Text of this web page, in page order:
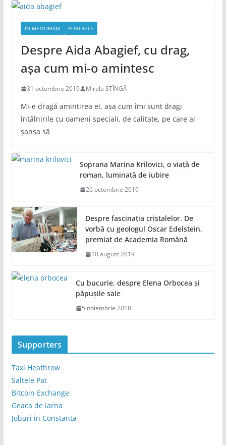
IN MEMORIAM PORTRETE
Despre Aida Abagief, cu drag,
așa cum mi-o amintesc
31 octombrie 2019 Mirela STÎNGĂ
Mi-e dragă amintirea ei, așa cum îmi sunt dragi
întâlnirile cu oameni speciali, de calitate, pe care ai
șansa să
Soprana Marina Krilovici, o viață de
roman, luminată de iubire
26 octombrie 2019
Despre fascinația cristalelor. De
vorbă cu geologul Oscar Edelstein,
premiat de Academia Română
10 august 2019
Cu bucurie, despre Elena Orbocea și
păpușile sale
5 noiembrie 2018
Supporters
Taxi Heathrow
Saltele Pat
Bitcoin Exchange
Geaca de iarna
Joburi in Constanta